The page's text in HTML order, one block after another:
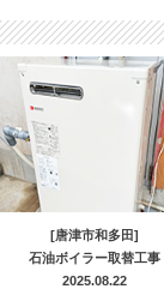
[唐津市和多田]
石油ボイラー取替工事
2025.08.22